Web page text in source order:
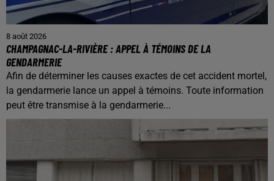
8 août 2026
CHAMPAGNAC-LA-RIVIÈRE : APPEL À TÉMOINS DE LA
GENDARMERIE
Afin de déterminer les causes exactes de cet accident mortel,
la gendarmerie lance un appel à témoins. Toute information
peut être transmise à la gendarmerie...